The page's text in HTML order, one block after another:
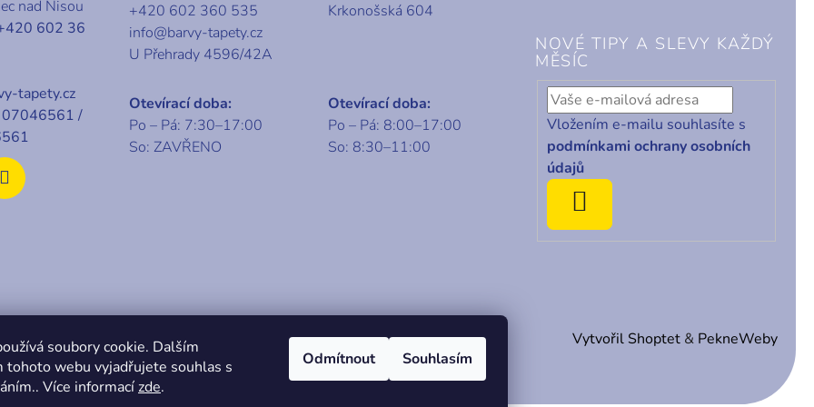
soubory cookie. Dalším
tohoto webu vyjadřujete souhlas s
Více informacízde.
Odmítnout Souhlasím
nad Nisou
602 36
tapety.cz
07046561 /
+420 602 360 535
info@barvy-tapety.cz
U Přehrady 4596/42A
Krkonošská 604
Otevírací doba:
Po – Pá: 7:30–17:00
So: ZAVŘENO
Otevírací doba:
Po – Pá: 8:00–17:00
So: 8:30–11:00
NOVÉ TIPY A SLEVY KAŽDÝ
MĚSÍC
Vložením e-mailu souhlasíte s
podmínkami ochrany osobních
údajů
Vytvořil Shoptet & PekneWeby
2026 KABA centrum . Všechna práva vyhrazena.